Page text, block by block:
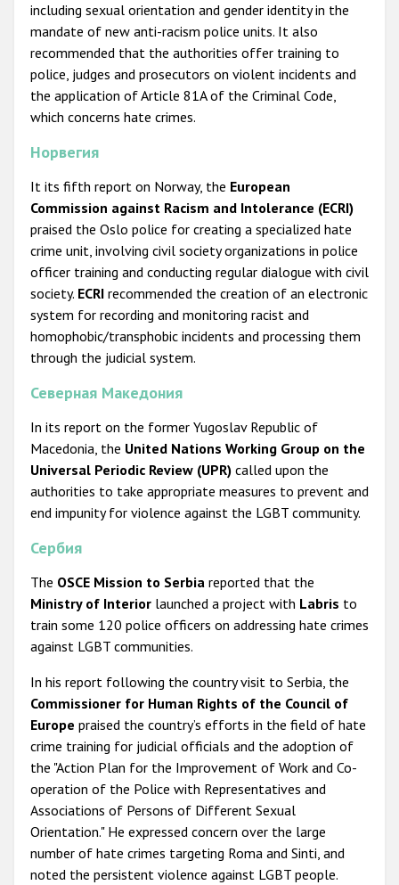
including sexual orientation and gender identity in the
mandate of new anti-racism police units. It also
recommended that the authorities offer training to
police, judges and prosecutors on violent incidents and
the application of Article 81A of the Criminal Code,
which concerns hate crimes.
Норвегия
It its fifth report on Norway, the European
Commission against Racism and Intolerance (ECRI)
praised the Oslo police for creating a specialized hate
crime unit, involving civil society organizations in police
officer training and conducting regular dialogue with civil
society. ECRI recommended the creation of an electronic
system for recording and monitoring racist and
homophobic/transphobic incidents and processing them
through the judicial system.
Северная Македония
In its report on the former Yugoslav Republic of
Macedonia, the United Nations Working Group on the
Universal Periodic Review (UPR) called upon the
authorities to take appropriate measures to prevent and
end impunity for violence against the LGBT community.
Сербия
The OSCE Mission to Serbia reported that the
Ministry of Interior launched a project with Labris to
train some 120 police officers on addressing hate crimes
against LGBT communities.
In his report following the country visit to Serbia, the
Commissioner for Human Rights of the Council of
Europe praised the country’s efforts in the field of hate
crime training for judicial officials and the adoption of
the "Action Plan for the Improvement of Work and Co-
operation of the Police with Representatives and
Associations of Persons of Different Sexual
Orientation." He expressed concern over the large
number of hate crimes targeting Roma and Sinti, and
noted the persistent violence against LGBT people.